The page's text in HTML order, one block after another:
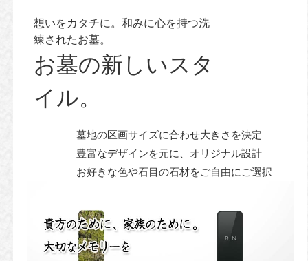
想いをカタチに。和みに心を持つ洗
練されたお墓。
お墓の新しいスタ
イル。
墓地の区画サイズに合わせ大きさを決定
豊富なデザインを元に、オリジナル設計
お好きな色や石目の石材をご自由にご選択